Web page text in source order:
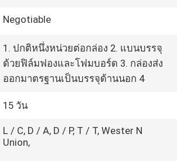
Negotiable
1. ปกติหนึ่งหน่วยต่อกล่อง 2. แบนบรรจุ
ด้วยฟิล์มฟองและโฟมบอร์ด 3. กล่องส่ง
ออกมาตรฐานเป็นบรรจุด้านนอก 4
15 วัน
L / C, D / A, D / P, T / T, Wester N
Union,